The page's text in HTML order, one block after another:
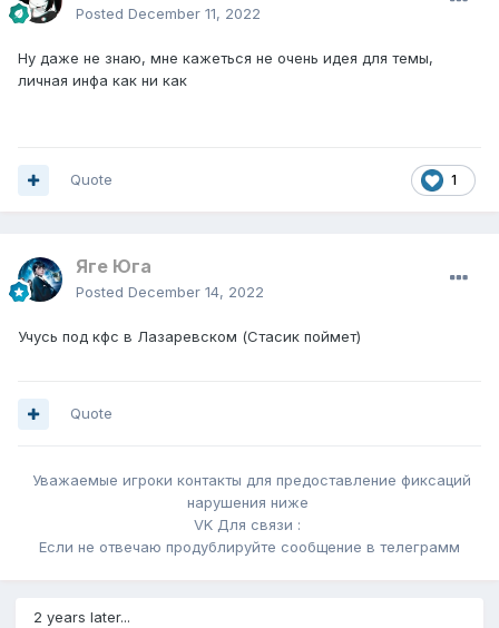
Posted December 11, 2022
Ну даже не знаю, мне кажеться не очень идея для темы,
личная инфа как ни как
1
Quote
Яге Юга
Posted December 14, 2022
Учусь под кфс в Лазаревском (Стасик поймет)
Quote
Уважаемые игроки контакты для предоставление фиксаций
нарушения ниже
VK Для связи :
Если не отвечаю продублируйте сообщение в телеграмм
2 years later...